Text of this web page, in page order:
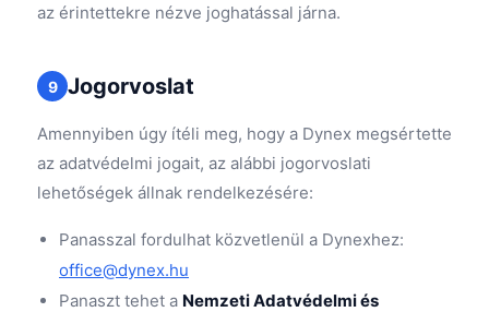
az érintettekre nézve joghatással járna.
9 Jogorvoslat
Amennyiben úgy ítéli meg, hogy a Dynex megsértette
az adatvédelmi jogait, az alábbi jogorvoslati
lehetőségek állnak rendelkezésére:
Panasszal fordulhat közvetlenül a Dynexhez:
office@dynex.hu
Panaszt tehet a Nemzeti Adatvédelmi és